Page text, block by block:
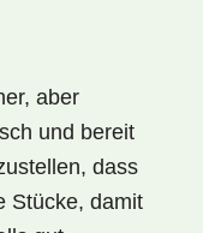
aber
und bereit
dass
Stücke, damit